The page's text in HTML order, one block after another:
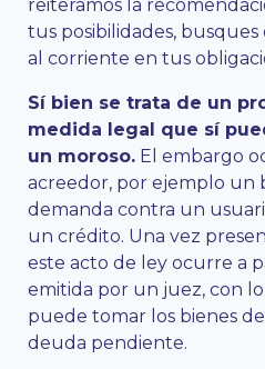
reiteramos la
tus posibilidades,
al corriente en tus
Sí bien se trata de un
medida legal que sí
un moroso. El embargo
acreedor, por ejemplo un
demanda contra un
un crédito. Una vez
este acto de ley ocurre a
emitida por un juez, con
puede tomar los bienes
deuda pendiente.